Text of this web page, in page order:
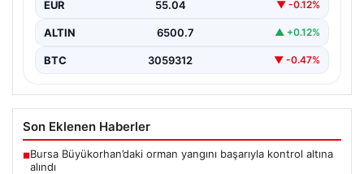
EUR 55.04 ▼ -0.12%
ALTIN 6500.7 ▲ +0.12%
BTC 3059312 ▼ -0.47%
Son Eklenen Haberler
■Bursa Büyükorhan’daki orman yangını başarıyla kontrol altına
alındı